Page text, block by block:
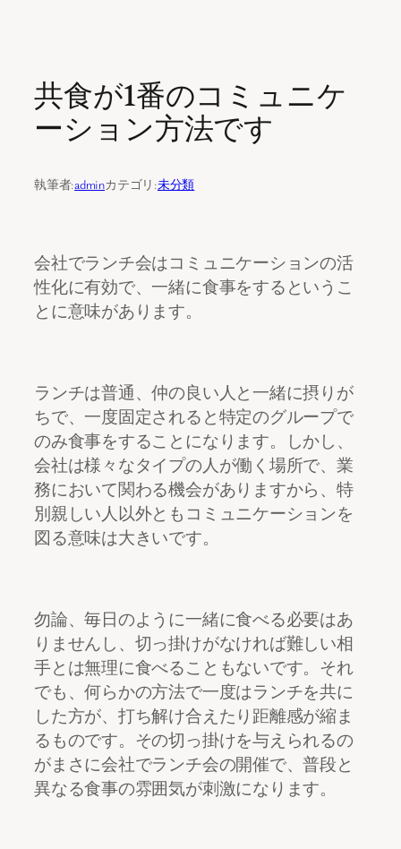
共食が1番のコミュニケ
ーション方法です
執筆者:adminカテゴリ:未分類
会社でランチ会はコミュニケーションの活
性化に有効で、一緒に食事をするというこ
とに意味があります。
ランチは普通、仲の良い人と一緒に摂りが
ちで、一度固定されると特定のグループで
のみ食事をすることになります。しかし、
会社は様々なタイプの人が働く場所で、業
務において関わる機会がありますから、特
別親しい人以外ともコミュニケーションを
図る意味は大きいです。
勿論、毎日のように一緒に食べる必要はあ
りませんし、切っ掛けがなければ難しい相
手とは無理に食べることもないです。それ
でも、何らかの方法で一度はランチを共に
した方が、打ち解け合えたり距離感が縮ま
るものです。その切っ掛けを与えられるの
がまさに会社でランチ会の開催で、普段と
異なる食事の雰囲気が刺激になります。